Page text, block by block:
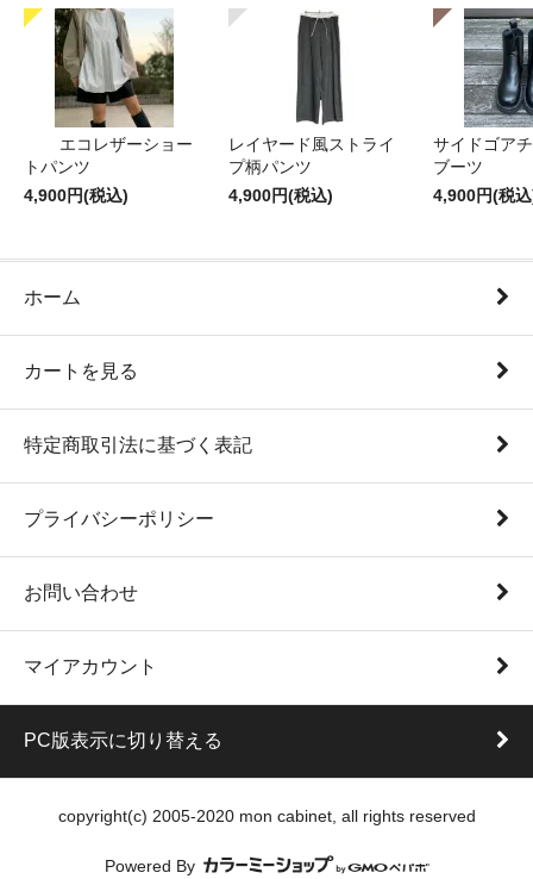
エコレザーショー
トパンツ
4,900円(税込)
レイヤード風ストライ
プ柄パンツ
4,900円(税込)
サイドゴア
ブーツ
4,900円(税
ホーム
カートを見る
特定商取引法に基づく表記
プライバシーポリシー
お問い合わせ
マイアカウント
PC版表示に切り替える
copyright(c) 2005-2020 mon cabinet, all rights reserved
Powered By